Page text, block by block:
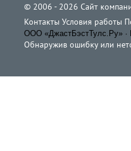
© 2006 - 2026 Cайт
Контакты Условия работы
ООО «ДжастБэстТулс.Ру» ·
Обнаружив ошибку или